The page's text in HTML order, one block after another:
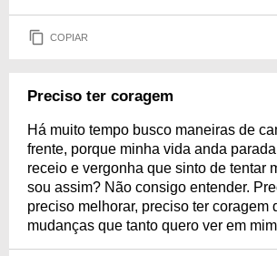
COPIAR
Preciso ter coragem
Há muito tempo busco maneiras de
frente, porque minha vida anda
receio e vergonha que sinto de tentar
sou assim? Não consigo entender.
preciso melhorar, preciso ter coragem
mudanças que tanto quero ver em